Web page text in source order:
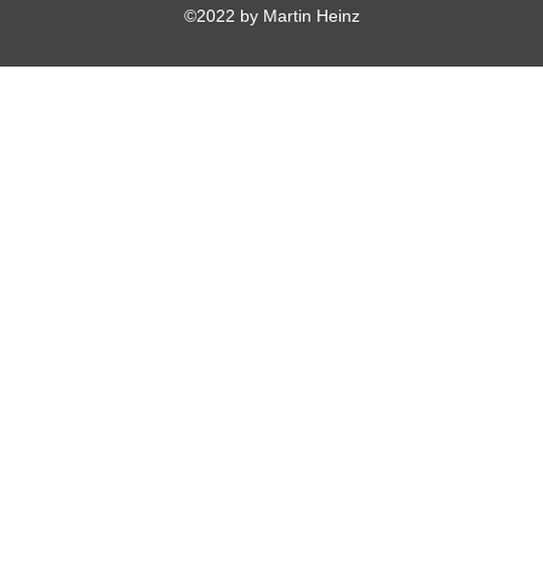
©2022 by Martin Heinz